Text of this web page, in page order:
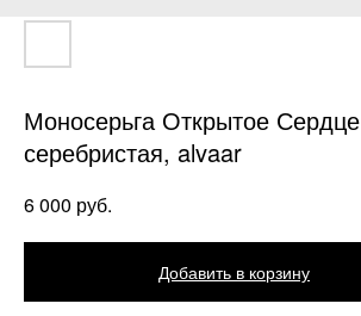
Моносерьга Открытое Сердце
серебристая, alvaar
6 000 руб.
Добавить в корзину